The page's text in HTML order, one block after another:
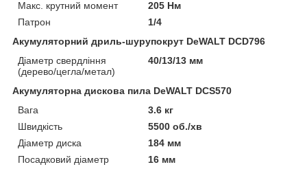
Макс. крутний момент
205 Нм
Патрон
1/4
Акумуляторний дриль-шурупокрут DeWALT DCD796
Діаметр свердління
(дерево/цегла/метал)
40/13/13 мм
Акумуляторна дискова пила DeWALT DCS570
Вага
3.6 кг
Швидкість
5500 об./хв
Діаметр диска
184 мм
Посадковий діаметр
16 мм